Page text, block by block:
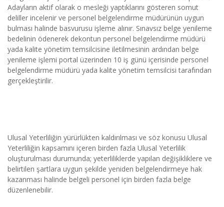
Adayların aktif olarak o mesleği yaptıklarını gösteren somut
deliller incelenir ve personel belgelendirme müdürünün uygun
bulması halinde basvurusu işleme alınır. Sınavsız belge yenileme
bedelinin ödenerek dekontun personel belgelendirme müdürü
yada kalite yönetim temsilcisine iletilmesinin ardından belge
yenileme işlemi portal üzerinden 10 iş günü içerisinde personel
belgelendirme müdürü yada kalite yönetim temsilcisi tarafından
gerçekleştirilir.
Ulusal Yeterliliğin yürürlükten kaldırılması ve söz konusu Ulusal
Yeterliliğin kapsamını içeren birden fazla Ulusal Yeterlilik
oluşturulması durumunda; yeterliliklerde yapılan değişikliklere ve
belirtilen şartlara uygun şekilde yeniden belgelendirmeye hak
kazanması halinde belgeli personel için birden fazla belge
düzenlenebilir.